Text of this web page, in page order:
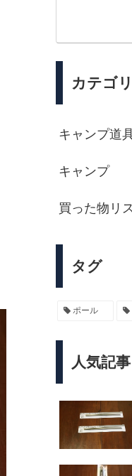
カテゴ
キャンプ道
キャンプ
買った物リ
タグ
ポール
人気記事